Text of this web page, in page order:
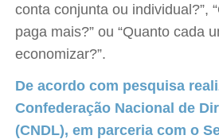
conta conjunta ou individual?”,
paga mais?” ou “Quanto cada
economizar?”.
De acordo com pesquisa
Confederação Nacional de
(CNDL), em parceria com o